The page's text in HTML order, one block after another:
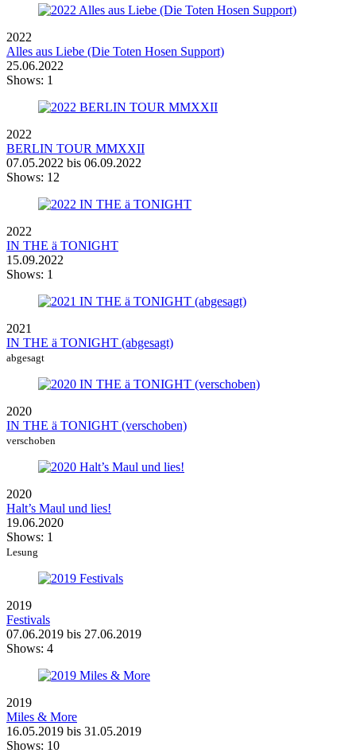
2022
Alles aus Liebe (Die Toten Hosen Support)
25.06.2022
Shows: 1
2022
BERLIN TOUR MMXXII
07.05.2022 bis 06.09.2022
Shows: 12
2022
IN THE ä TONIGHT
15.09.2022
Shows: 1
2021
IN THE ä TONIGHT (abgesagt)
abgesagt
2020
IN THE ä TONIGHT (verschoben)
verschoben
2020
Halt’s Maul und lies!
19.06.2020
Shows: 1
Lesung
2019
Festivals
07.06.2019 bis 27.06.2019
Shows: 4
2019
Miles & More
16.05.2019 bis 31.05.2019
Shows: 10